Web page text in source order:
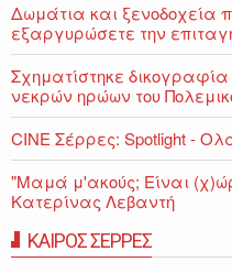
Δωμάτια και ξενοδοχεία
εξαργυρώσετε την
Σχηματίστηκε
νεκρών ηρώων του
CINE Σέρρες: Spotlight -
"Μαμά μ'ακούς; Είναι
Κατερίνας Λεβαντή
ΚΑΙΡΟΣ ΣΕΡΡΕΣ